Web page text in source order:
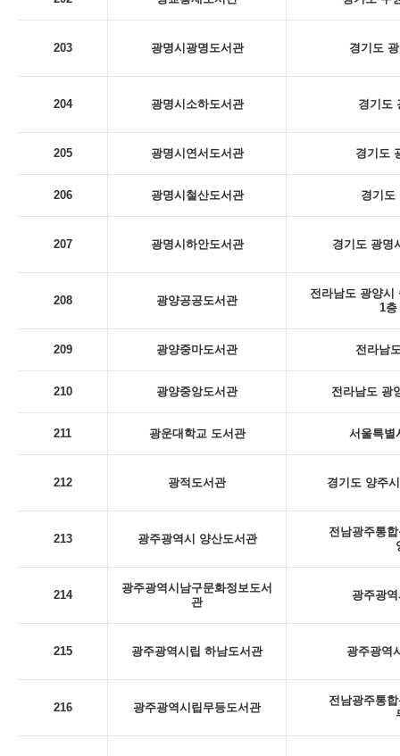
203 광명시광명도서관 경기도
204 광명시소하도서관 경기도
205 광명시연서도서관 경기도
206 광명시철산도서관 경기도
207 광명시하안도서관 경기도 광명
208 광양공공도서관
전라남도 광양시
1층
209 광양중마도서관 전라남
210 광양중앙도서관 전라남도 광
211 광운대학교 도서관 서울특별
212 광적도서관 경기도 양주
213 광주광역시 양산도서관
전남광주통
214
광주광역시남구문화정보도서
관
광주광
215 광주광역시립 하남도서관 광주광역
216 광주광역시립무등도서관
전남광주통